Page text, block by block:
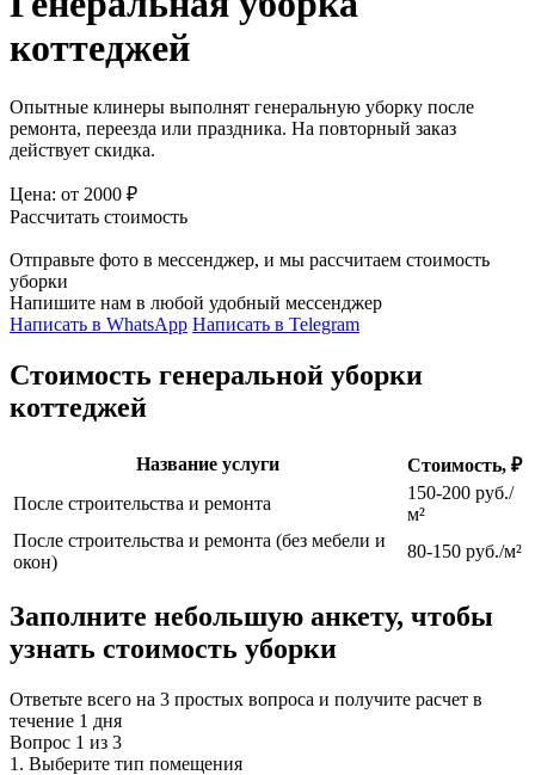
коттеджей
Опытные клинеры выполнят генеральную уборку после
ремонта, переезда или праздника. На повторный заказ
действует скидка.
Цена: от 2000 ₽
Рассчитать стоимость
Отправьте фото в мессенджер, и мы рассчитаем стоимость
уборки
Напишите нам в любой удобный мессенджер
Написать в WhatsApp Написать в Telegram
Стоимость генеральной уборки
коттеджей
Название услуги
Стоимость, ₽
После строительства и ремонта
150-200 руб./
м²
После строительства и ремонта (без мебели и
окон)
80-150 руб./м²
Заполните небольшую анкету, чтобы
узнать стоимость уборки
Ответьте всего на 3 простых вопроса и получите расчет в
течение 1 дня
Вопрос 1 из 3
1. Выберите тип помещения